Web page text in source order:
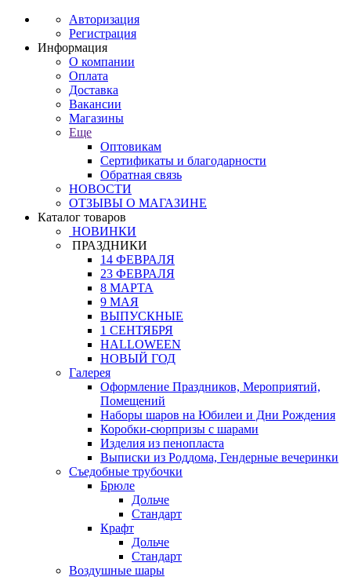
Авторизация
Регистрация
Информация
О компании
Оплата
Доставка
Вакансии
Магазины
Еще
Оптовикам
Сертификаты и благодарности
Обратная связь
НОВОСТИ
ОТЗЫВЫ О МАГАЗИНЕ
Каталог товаров
НОВИНКИ
ПРАЗДНИКИ
14 ФЕВРАЛЯ
23 ФЕВРАЛЯ
8 МАРТА
9 МАЯ
ВЫПУСКНЫЕ
1 СЕНТЯБРЯ
HALLOWEEN
НОВЫЙ ГОД
Галерея
Оформление Праздников, Мероприятий,
Помещений
Наборы шаров на Юбилеи и Дни Рождения
Коробки-сюрпризы с шарами
Изделия из пенопласта
Выписки из Роддома, Гендерные вечеринки
Съедобные трубочки
Брюле
Дольче
Стандарт
Крафт
Дольче
Стандарт
Воздушные шары